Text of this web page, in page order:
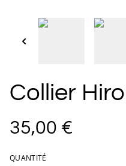
Collier
35,00 €
QUANTITÉ